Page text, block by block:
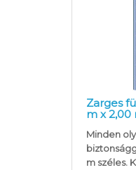
Zarges
m x 2,00
Minden
m széles.